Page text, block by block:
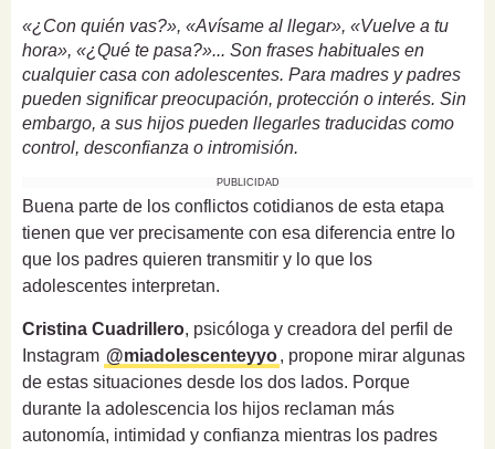
«¿Con quién vas?», «Avísame al llegar», «Vuelve a tu
hora», «¿Qué te pasa?»... Son frases habituales en
cualquier casa con adolescentes. Para madres y padres
pueden significar preocupación, protección o interés. Sin
embargo, a sus hijos pueden llegarles traducidas como
control, desconfianza o intromisión.
PUBLICIDAD
Buena parte de los conflictos cotidianos de esta etapa
tienen que ver precisamente con esa diferencia entre lo
que los padres quieren transmitir y lo que los
adolescentes interpretan.
Cristina Cuadrillero, psicóloga y creadora del perfil de
Instagram @miadolescenteyyo, propone mirar algunas
de estas situaciones desde los dos lados. Porque
durante la adolescencia los hijos reclaman más
autonomía, intimidad y confianza mientras los padres